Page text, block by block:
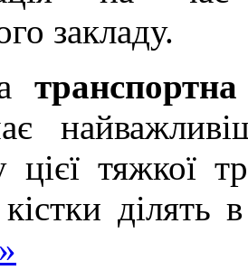
закладу.
цієї тяжкої
кістки